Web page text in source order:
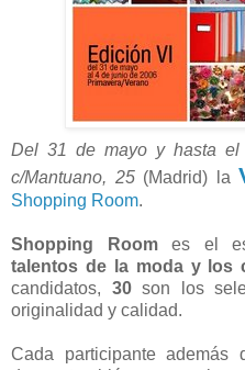
Del 31 de mayo y hasta
c/Mantuano, 25(Madrid) la
Shopping Room.
Shopping Roomes el
talentos de la moda y los
candidatos, 30son los
originalidad y calidad.
Cada participante además